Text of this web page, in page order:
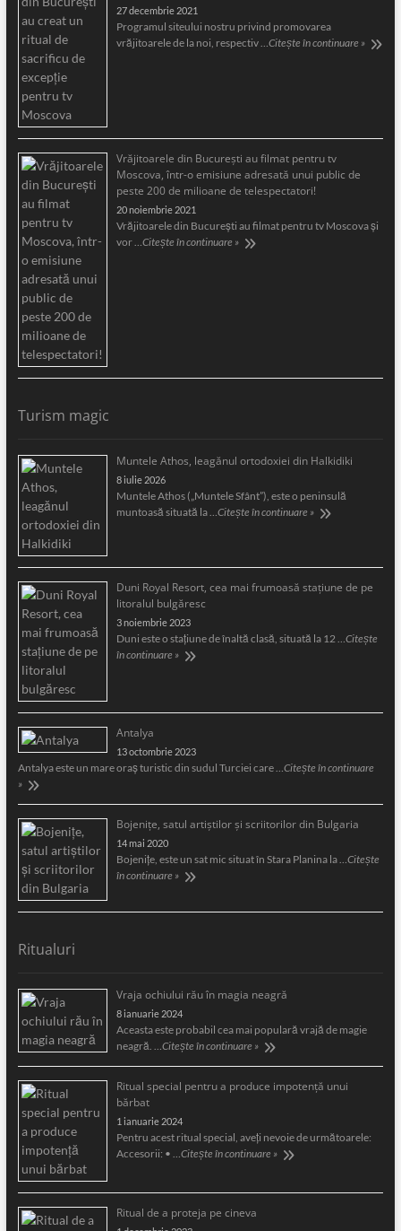
27 decembrie 2021
Programul siteului nostru privind promovarea
vrăjitoarele de la noi, respectiv … Citește în continuare »
Vrăjitoarele din București au filmat pentru tv
Moscova, într-o emisiune adresată unui public de
peste 200 de milioane de telespectatori!
20 noiembrie 2021
Vrăjitoarele din București au filmat pentru tv Moscova și
vor … Citește în continuare »
Turism magic
Muntele Athos, leagănul ortodoxiei din Halkidiki
8 iulie 2026
Muntele Athos („Muntele Sfânt”), este o peninsulă
muntoasă situată la … Citește în continuare »
Duni Royal Resort, cea mai frumoasă staţiune de pe
litoralul bulgăresc
3 noiembrie 2023
Duni este o staţiune de înaltă clasă, situată la 12 … Citește
în continuare »
Antalya
13 octombrie 2023
Antalya este un mare oraş turistic din sudul Turciei care … Citește în continuare
»
Bojeniţe, satul artiştilor şi scriitorilor din Bulgaria
14 mai 2020
Bojeniţe, este un sat mic situat în Stara Planina la … Citește
în continuare »
Ritualuri
Vraja ochiului rău în magia neagră
8 ianuarie 2024
Aceasta este probabil cea mai populară vrajă de magie
neagră. … Citește în continuare »
Ritual special pentru a produce impotență unui
bărbat
1 ianuarie 2024
Pentru acest ritual special, aveți nevoie de următoarele:
Accesorii: • … Citește în continuare »
Ritual de a proteja pe cineva